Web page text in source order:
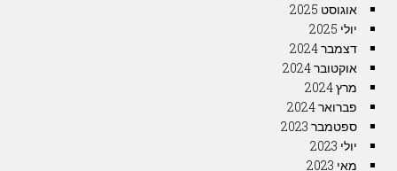
אוגוסט 2025
יולי 2025
דצמבר 2024
אוקטובר 2024
מרץ 2024
פברואר 2024
ספטמבר 2023
יולי 2023
מאי 2023